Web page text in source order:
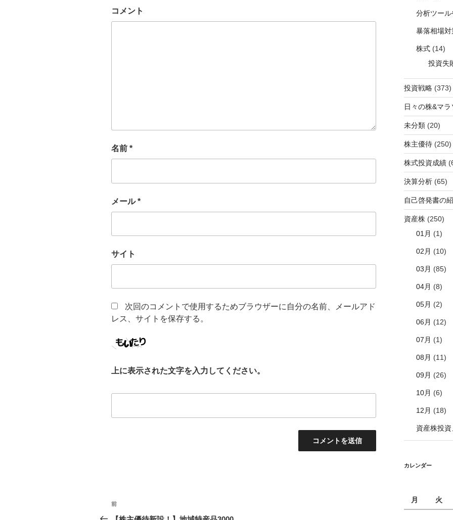
コメント
名前 *
メール*
サイト
次回のコメントで使用するためブラウザーに自分の名前、メールアド
レス、サイトを保存する。
上に表示された文字を入力してください。
投
前
の
前
分析ツー
暴落相場対
株式(14)
投資失
投資戦略(373)
日々の株&マ
未分類(20)
株主優待(250)
株式投資成績
決算分析(65)
自己啓発書の
資産株(250)
01月 (1)
02月 (10)
03月 (85)
04月 (8)
05月 (2)
06月 (12)
07月 (1)
08月 (11)
09月 (26)
10月 (6)
12月 (18)
資産株投資
カレンダー
月
火